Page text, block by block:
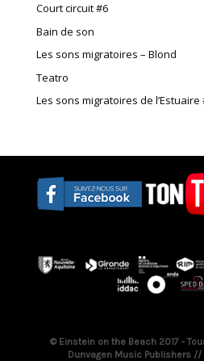
Court circuit #6
Bain de son
Les sons migratoires – Blond
Teatro
Les sons migratoires de l’Estuaire
© Einstein on the Beach 2017 -
Dunvagen Music Publishers